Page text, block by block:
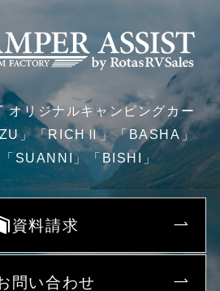
リジナルキャンピングカー
」「RICHⅡ」「BASHA」
SUANNI」「BISHI」
資料請求
問い合わせ